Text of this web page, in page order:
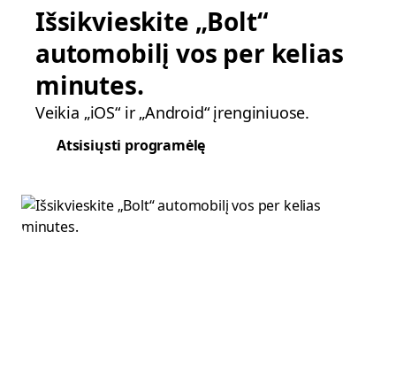
Išsikvieskite „Bolt“
automobilį vos per kelias
minutes.
Veikia „iOS“ ir „Android“ įrenginiuose.
Atsisiųsti programėlę